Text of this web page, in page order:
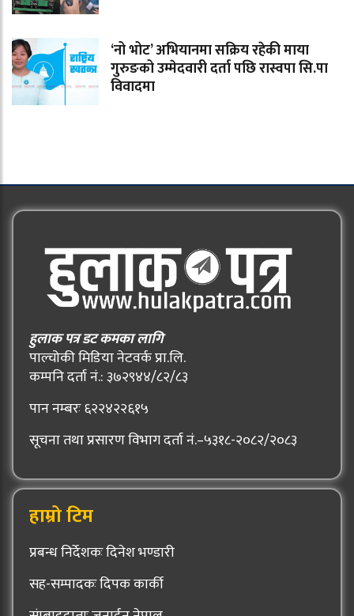
‘नो भोट’ अभियानमा सक्रिय रहेकी माया
गुरुङको उम्मेदवारी दर्ता पछि रास्वपा सि.पा
विवादमा
हुलाक पत्र डट कमका लागि
पाल्चोकी मिडिया नेटवर्क प्रा.लि.
कम्पनि दर्ता नं.: ३७२९४४/८२/८३
पान नम्बरः ६२२४२२६१५
सूचना तथा प्रसारण विभाग दर्ता नं.–५३१८-२०८२/२०८३
हाम्रो टिम
प्रबन्ध निर्देशकः दिनेश भण्डारी
सह-सम्पादकः दिपक कार्की